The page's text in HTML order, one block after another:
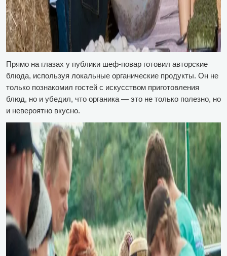
Прямо на глазах у публики шеф-повар готовил авторские
блюда, используя локальные органические продукты. Он не
только познакомил гостей с искусством приготовления
блюд, но и убедил, что органика — это не только полезно, но
и невероятно вкусно.